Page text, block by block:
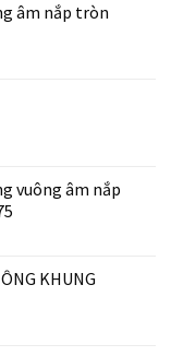
âm nắp tròn
vuông âm nắp
KHUNG